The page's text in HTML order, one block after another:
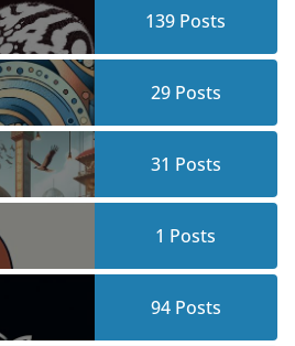
139 Posts
29Posts
31 Posts
1 Posts
94Posts